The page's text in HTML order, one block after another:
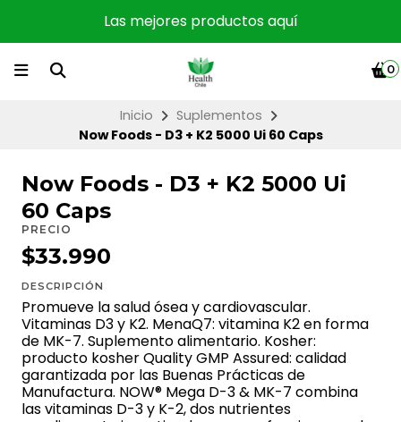
Las mejores productos aquí
0
Inicio
Suplementos
Now Foods - D3 + K2 5000 Ui 60 Caps
Now Foods - D3 + K2 5000 Ui
60 Caps
PRECIO
$33.990
DESCRIPCIÓN
Promueve la salud ósea y cardiovascular.
Vitaminas D3 y K2. MenaQ7: vitamina K2 en forma
de MK-7. Suplemento alimentario. Kosher:
producto kosher Quality GMP Assured: calidad
garantizada por las Buenas Prácticas de
Manufactura. NOW® Mega D-3 & MK-7 combina
las vitaminas D-3 y K-2, dos nutrientes